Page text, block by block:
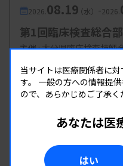
2026. 08.19（水） -2026.
第1回臨床検査総合
主催 :大分県臨床検査技師
開催場所 : WEB
管理運営
当サイトは医療関係者に
す。 一般の方への情報提
ので、あらかじめご了承く
あなたは医
はい